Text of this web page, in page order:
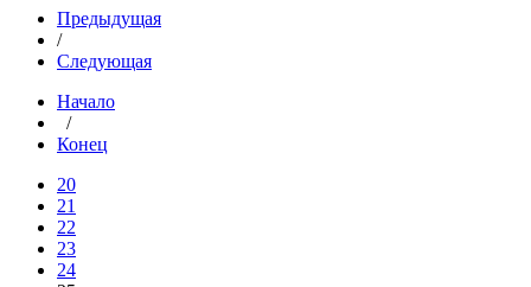
Предыдущая
/
Следующая
Начало
/
Конец
20
21
22
23
24